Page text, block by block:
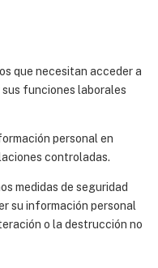
que necesitan acceder a
funciones laborales
personal en
controladas.
medidas de seguridad
su información personal
o la destrucción no